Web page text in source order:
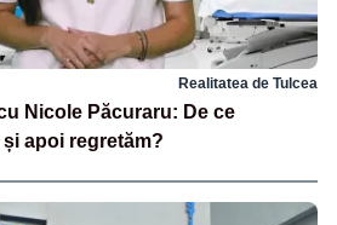
Realitatea de Tulcea
Nicole Păcuraru: De ce
apoi regretăm?